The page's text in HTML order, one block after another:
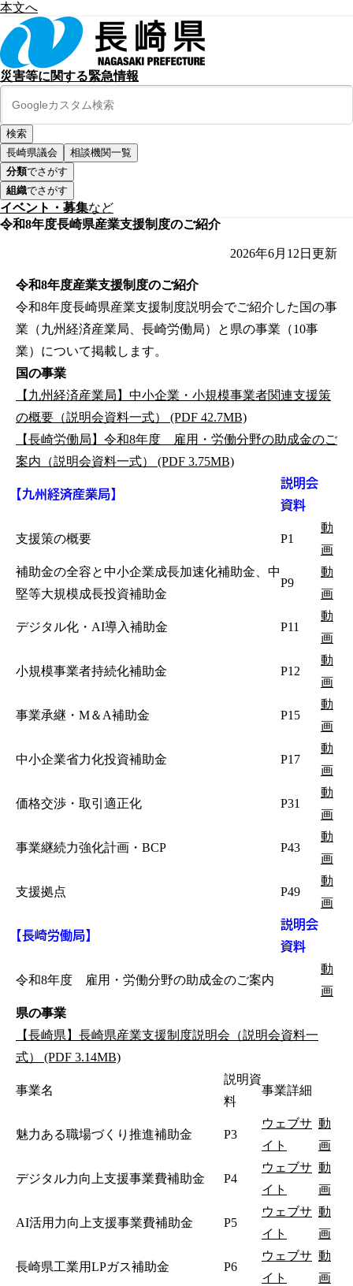
本文へ
災害等に関する緊急情報
長崎県議会
相談機関一覧
分類でさがす
組織でさがす
イベント・募集など
令和8年度長崎県産業支援制度のご紹介
2026年6月12日 更新
令和8年度産業支援制度のご紹介
令和8年度長崎県産業支援制度説明会でご紹介した国の事
業（九州経済産業局、長崎労働局）と県の事業（10事
業）について掲載します。
国の事業
【九州経済産業局】中小企業・小規模事業者関連支援策
の概要（説明会資料一式） (PDF 42.7MB)
【長崎労働局】令和8年度 雇用・労働分野の助成金のご
案内（説明会資料一式） (PDF 3.75MB)
【九州経済産業局】
説明会
資料
支援策の概要 P1
動
画
補助金の全容と中小企業成長加速化補助金、中
堅等大規模成長投資補助金
P9
動
画
デジタル化・AI導入補助金 P11
動
画
小規模事業者持続化補助金 P12
動
画
事業承継・M＆A補助金 P15
動
画
中小企業省力化投資補助金 P17
動
画
価格交渉・取引適正化 P31
動
画
事業継続力強化計画・BCP P43
動
画
支援拠点 P49
動
画
【長崎労働局】
説明会
資料
令和8年度 雇用・労働分野の助成金のご案内
動
画
県の事業
【長崎県】長崎県産業支援制度説明会（説明会資料一
式） (PDF 3.14MB)
事業名
説明資
料
事業詳細
魅力ある職場づくり推進補助金 P3
ウェブサ
イト
動
画
デジタル力向上支援事業費補助金 P4
ウェブサ
イト
動
画
AI活用力向上支援事業費補助金 P5
ウェブサ
イト
動
画
長崎県工業用LPガス補助金 P6
ウェブサ
イト
動
画